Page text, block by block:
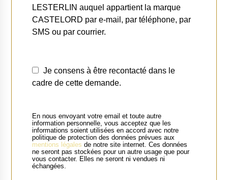
LESTERLIN auquel appartient la marque
CASTELORD par e-mail, par téléphone, par
SMS ou par courrier.
Je consens à être recontacté dans le
cadre de cette demande.
En nous envoyant votre email et toute autre
information personnelle, vous acceptez que les
informations soient utilisées en accord avec notre
politique de protection des données prévues aux
mentions légales de notre site internet. Ces données
ne seront pas stockées pour un autre usage que pour
vous contacter. Elles ne seront ni vendues ni
échangées.